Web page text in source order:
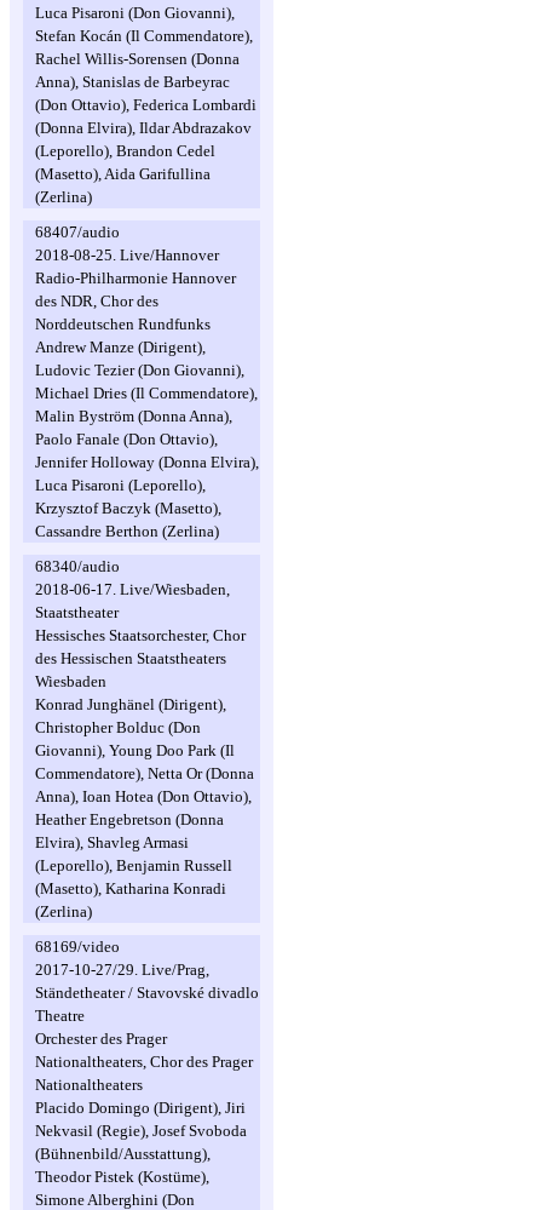
Luca Pisaroni (Don Giovanni),
Stefan Kocán (Il Commendatore),
Rachel Willis-Sorensen (Donna
Anna), Stanislas de Barbeyrac
(Don Ottavio), Federica Lombardi
(Donna Elvira), Ildar Abdrazakov
(Leporello), Brandon Cedel
(Masetto), Aida Garifullina
(Zerlina)
68407/audio
2018-08-25. Live/Hannover
Radio-Philharmonie Hannover
des NDR, Chor des
Norddeutschen Rundfunks
Andrew Manze (Dirigent),
Ludovic Tezier (Don Giovanni),
Michael Dries (Il Commendatore),
Malin Byström (Donna Anna),
Paolo Fanale (Don Ottavio),
Jennifer Holloway (Donna Elvira),
Luca Pisaroni (Leporello),
Krzysztof Baczyk (Masetto),
Cassandre Berthon (Zerlina)
68340/audio
2018-06-17. Live/Wiesbaden,
Staatstheater
Hessisches Staatsorchester, Chor
des Hessischen Staatstheaters
Wiesbaden
Konrad Junghänel (Dirigent),
Christopher Bolduc (Don
Giovanni), Young Doo Park (Il
Commendatore), Netta Or (Donna
Anna), Ioan Hotea (Don Ottavio),
Heather Engebretson (Donna
Elvira), Shavleg Armasi
(Leporello), Benjamin Russell
(Masetto), Katharina Konradi
(Zerlina)
68169/video
2017-10-27/29. Live/Prag,
Ständetheater / Stavovské divadlo
Theatre
Orchester des Prager
Nationaltheaters, Chor des Prager
Nationaltheaters
Placido Domingo (Dirigent), Jiri
Nekvasil (Regie), Josef Svoboda
(Bühnenbild/Ausstattung),
Theodor Pistek (Kostüme),
Simone Alberghini (Don